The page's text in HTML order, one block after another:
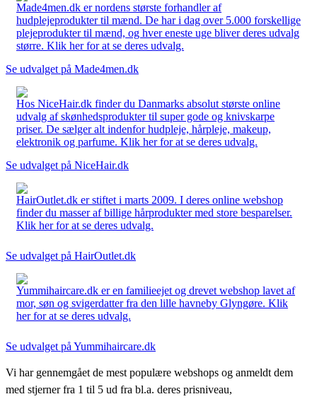
Made4men.dk er nordens største forhandler af
hudplejeprodukter til mænd. De har i dag over 5.000 forskellige
plejeprodukter til mænd, og hver eneste uge bliver deres udvalg
større. Klik her for at se deres udvalg.
Se udvalget på Made4men.dk
Hos NiceHair.dk finder du Danmarks absolut største online
udvalg af skønhedsprodukter til super gode og knivskarpe
priser. De sælger alt indenfor hudpleje, hårpleje, makeup,
elektronik og parfume. Klik her for at se deres udvalg.
Se udvalget på NiceHair.dk
HairOutlet.dk er stiftet i marts 2009. I deres online webshop
finder du masser af billige hårprodukter med store besparelser.
Klik her for at se deres udvalg.
Se udvalget på HairOutlet.dk
Yummihaircare.dk er en familieejet og drevet webshop lavet af
mor, søn og svigerdatter fra den lille havneby Glyngøre. Klik
her for at se deres udvalg.
Se udvalget på Yummihaircare.dk
Vi har gennemgået de mest populære webshops og anmeldt dem
med stjerner fra 1 til 5 ud fra bl.a. deres prisniveau,